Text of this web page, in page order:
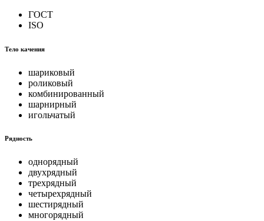
ГОСТ
ISO
Тело качения
шариковый
роликовый
комбинированный
шарнирный
игольчатый
Рядность
однорядный
двухрядный
трехрядный
четырехрядный
шестирядный
многорядный